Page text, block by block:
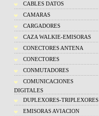
CABLES DATOS
CAMARAS
CARGADORES
CAZA WALKIE-EMISORAS
CONECTORES ANTENA
CONECTORES
CONMUTADORES
COMUNICACIONES
DIGITALES
DUPLEXORES-TRIPLEXORES
EMISORAS AVIACION